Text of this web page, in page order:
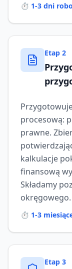
⏱️ 1-3 dni
Etap 2
procesową:
prawne.
kalkulacje
finansową
Składamy
okręgowego.
⏱️ 1-3
Etap 3